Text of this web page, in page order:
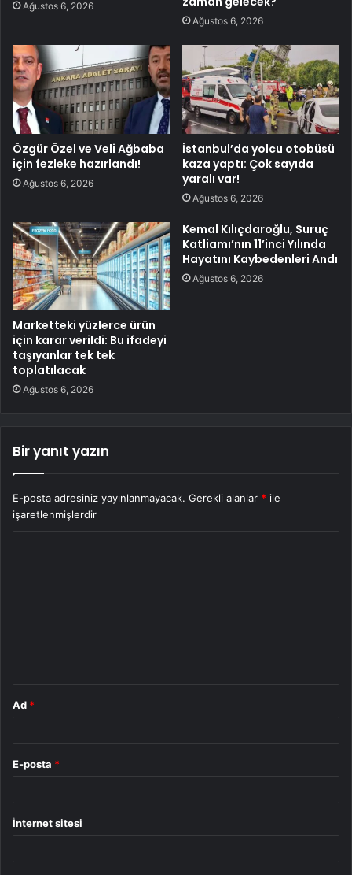
Ağustos 6, 2026
Ağustos 6, 2026
Özgür Özel ve Veli Ağbaba
için fezleke hazırlandı!
Ağustos 6, 2026
İstanbul’da yolcu otobüsü
kaza yaptı: Çok sayıda
yaralı var!
Ağustos 6, 2026
Marketteki yüzlerce ürün
için karar verildi: Bu ifadeyi
taşıyanlar tek tek
toplatılacak
Ağustos 6, 2026
Kemal Kılıçdaroğlu, Suruç
Katliamı’nın 11’inci Yılında
Hayatını Kaybedenleri Andı
Ağustos 6, 2026
Bir yanıt yazın
E-posta adresiniz yayınlanmayacak. Gerekli alanlar * ile
işaretlenmişlerdir
Ad *
E-posta *
İnternet sitesi